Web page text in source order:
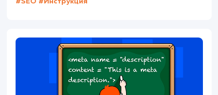
Канонические URL: Что это такое
и почему они важны для SEO?
Канонические URL играют ключевую роль в